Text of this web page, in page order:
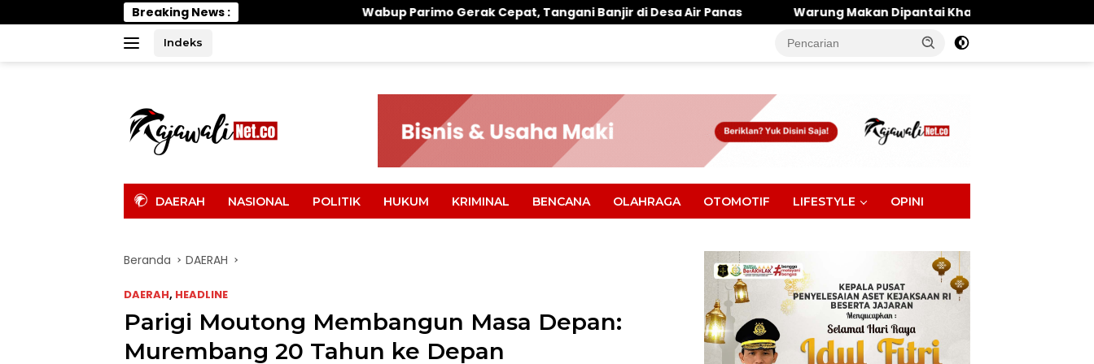
ke
Breaking News :Wabup Parimo Gerak Cepat, Tangani Banjir di Desa Air Panas Warung Makan Dipantai Khatulistiwa Hangus Terbakar, Kerugian
Indeks
DAERAH NASIONAL POLITIK HUKUM KRIMINAL BENCANA OLAHRAGA OTOMOTIF LIFESTYLE OPINI
Beranda DAERAH
DAERAH, HEADLINE
Parigi Moutong Membangun Masa Depan:
Murembang 20 Tahun ke Depan